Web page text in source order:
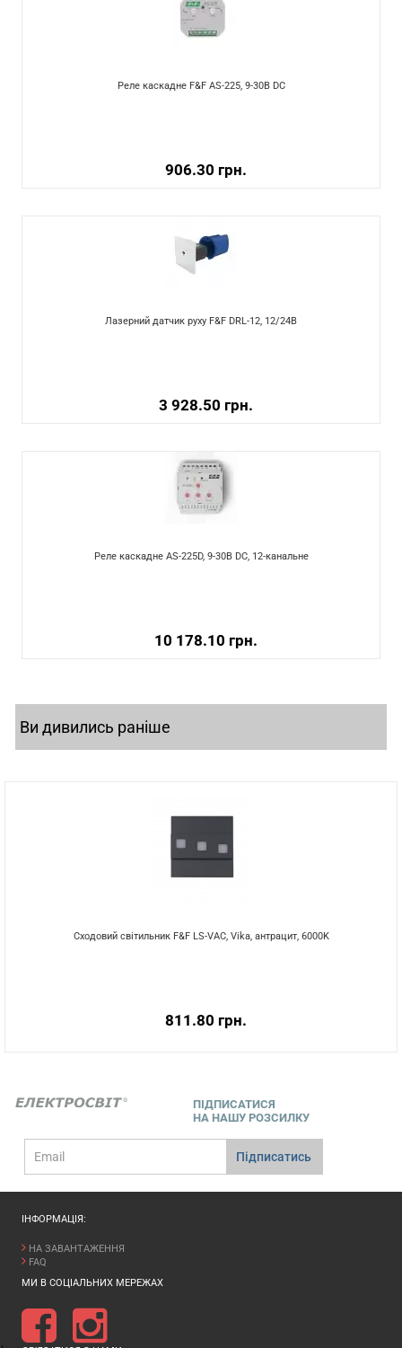
Реле каскадне F&F AS-225, 9-30В DC
906.30 грн.
Лазерний датчик руху F&F DRL-12, 12/24В
3 928.50 грн.
Реле каскадне AS-225D, 9-30В DC, 12-канальне
10 178.10 грн.
Ви дивились раніше
Сходовий світильник F&F LS-VAC, Vika, антрацит, 6000K
811.80 грн.
ПІДПИСАТИСЯ
НА НАШУ РОЗСИЛКУ
mail
Підписатись
ІНФОРМАЦІЯ:
НА ЗАВАНТАЖЕННЯ
FAQ
МИ В СОЦІАЛЬНИХ МЕРЕЖАХ